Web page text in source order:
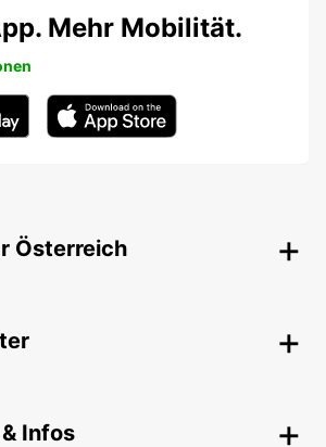
Mehr Mobilität.
Österreich
Infos